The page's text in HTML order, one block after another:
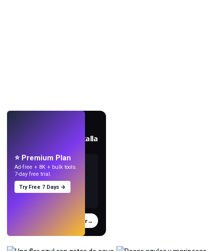
Crea fondos de pantalla
Probar→
⭐ Premium Plan
Ad-free + 8K + bulk tools.
7-day free trial.
Try Free 7 Days →